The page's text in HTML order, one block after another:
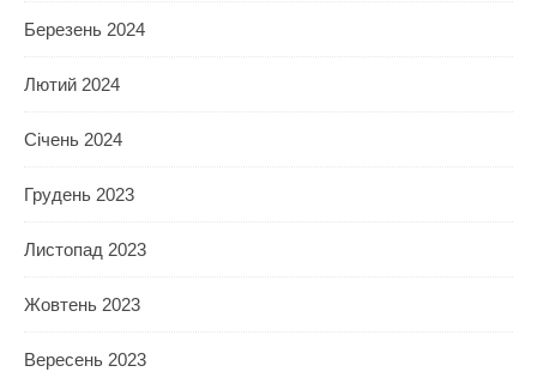
Березень 2024
Лютий 2024
Січень 2024
Грудень 2023
Листопад 2023
Жовтень 2023
Вересень 2023